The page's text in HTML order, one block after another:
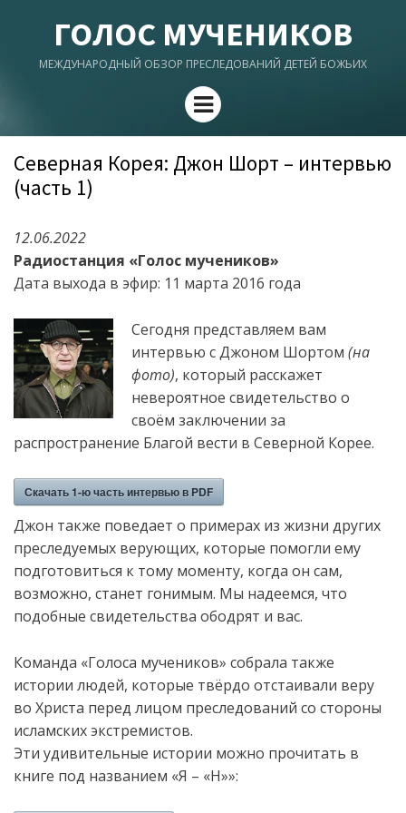
ГОЛОС МУЧЕНИКОВ
МЕЖДУНАРОДНЫЙ ОБЗОР ПРЕСЛЕДОВАНИЙ ДЕТЕЙ БОЖЬИХ
Menu
Северная Корея: Джон Шорт – интервью
(часть 1)
12.06.2022
Радиостанция «Голос мучеников»
Дата выхода в эфир: 11 марта 2016 года
Сегодня представляем вам
интервью с Джоном Шортом (на
фото), который расскажет
невероятное свидетельство о
своём заключении за
распространение Благой вести в Северной Корее.
Скачать 1-ю часть интервью в PDF
Джон также поведает о примерах из жизни других
преследуемых верующих, которые помогли ему
подготовиться к тому моменту, когда он сам,
возможно, станет гонимым. Мы надеемся, что
подобные свидетельства ободрят и вас.
Команда «Голоса мучеников» собрала также
истории людей, которые твёрдо отстаивали веру
во Христа перед лицом преследований со стороны
исламских экстремистов.
Эти удивительные истории можно прочитать в
книге под названием «Я – «Н»»: